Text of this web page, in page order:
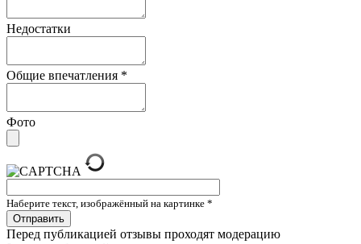
Недостатки
Общие впечатления *
Фото
Наберите текст, изображённый на картинке *
Перед публикацией отзывы проходят модерацию